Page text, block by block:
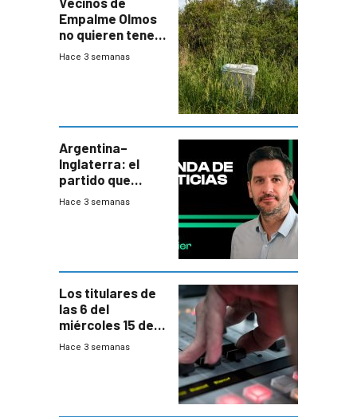
Empalme Olmos
no quieren tener
cerca una planta
departamental
Hace 3 semanas
Argentina–
Inglaterra: el
partido que
nunca termina
Hace 3 semanas
Los titulares de
las 6 del
miércoles 15 de
julio de 2026
Hace 3 semanas